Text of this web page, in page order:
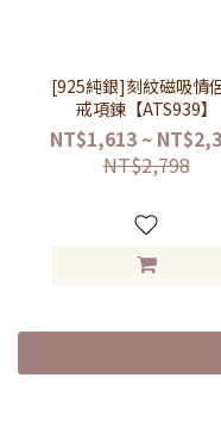
[925純銀]刻紋磁吸情
戒項鍊【ATS939】
NT$1,613 ~
NT$2,798